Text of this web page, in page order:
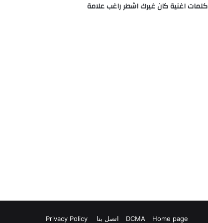
كلمات اغنية كان غيرك اشطر راغب علامة
Home page
DCMA اتصل بنا Privacy Policy